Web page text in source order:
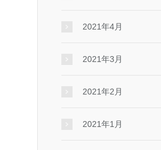
2021年4月
2021年3月
2021年2月
2021年1月